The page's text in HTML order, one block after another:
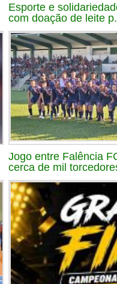
Esporte e
com doação de leite
Jogo entre Falência
cerca de mil